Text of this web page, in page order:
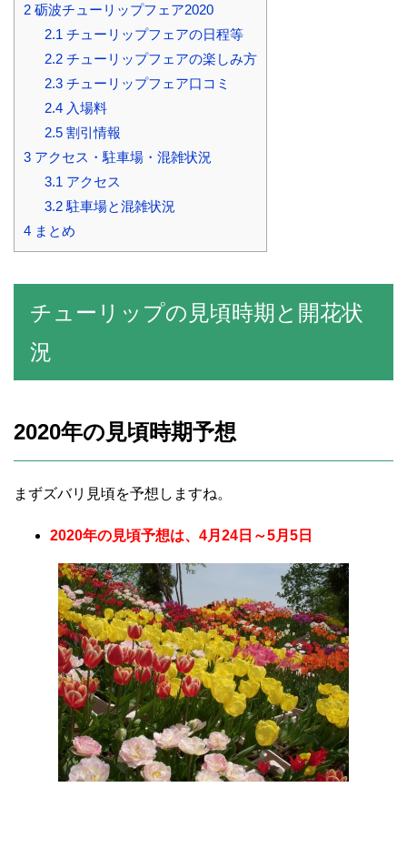
2 砺波チューリップフェア2020
2.1 チューリップフェアの日程等
2.2チューリップフェアの楽しみ方
2.3チューリップフェア口コミ
2.4入場料
2.5割引情報
3 アクセス・駐車場・混雑状況
3.1 アクセス
3.2駐車場と混雑状況
4 まとめ
チューリップの見頃時期と開花状
況
2020年の見頃時期予想
まずズバリ見頃を予想しますね。
2020年の見頃予想は、4月24日～5月5日